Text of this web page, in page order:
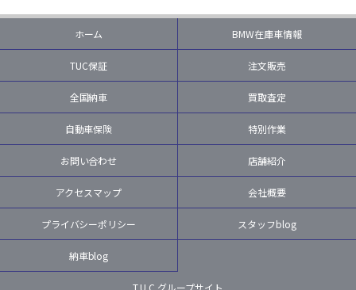
ホーム BMW在庫車情報
TUC保証 注文販売
全国納車 買取査定
自動車保険 特別作業
お問い合わせ 店舗紹介
アクセスマップ 会社概要
プライバシーポリシー スタッフblog
納車blog
T.U.C.グループサイト